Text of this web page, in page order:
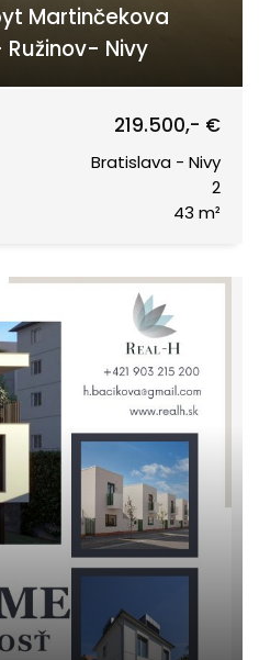
Martinčekova
Nivy
219.500,- €
Bratislava - Nivy
2
43 m²